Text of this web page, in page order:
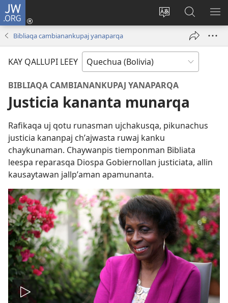
JW.ORG
Change
language
Yaykunapaj
(opens
JW.ORG
nisqapi
Bibliaqa cambianankupaj yanaparqa
KAY QALLUPI LEEY
BIBLIAQA CAMBIANANKUPAJ YANAPARQA
Justicia kananta munarqa
Rafikaqa uj qotu runasman ujchakusqa, pikunachus
justicia kananpaj chʼajwasta ruwaj kanku
chaykunaman. Chaywanpis tiemponman Bibliata
leespa reparasqa Diospa Gobiernollan justiciata, allin
kausaytawan jallpʼaman apamunanta.